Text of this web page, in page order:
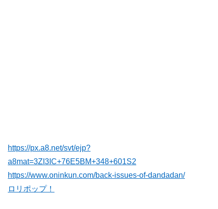
https://px.a8.net/svt/ejp?
a8mat=3ZI3IC+76E5BM+348+601S2
https://www.oninkun.com/back-issues-of-dandadan/
ロリポップ！